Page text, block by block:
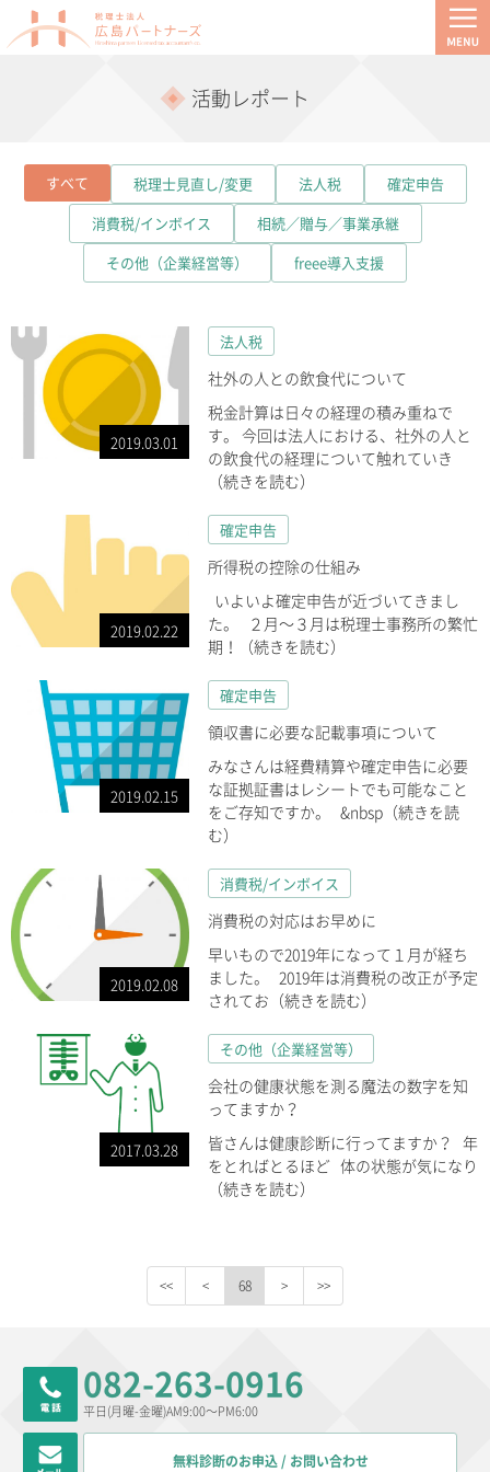
活動レポート
すべて 税理士見直し/変更 法人税
確定申告
消費税/インボイス
相続／贈与／事業承継
その他（企業経営等）
freee導入支援
2019.03.01
法人税
社外の人との飲食代について
税金計算は日々の経理の積み重ねで
す。 今回は法人における、社外の人と
の飲食代の経理について触れていき
（続きを読む）
2019.02.22
確定申告
所得税の控除の仕組み
いよいよ確定申告が近づいてきまし
た。 ２月～３月は税理士事務所の繁忙
期！（続きを読む）
2019.02.15
確定申告
領収書に必要な記載事項について
みなさんは経費精算や確定申告に必要
な証拠証書はレシートでも可能なこと
をご存知ですか。 &nbsp（続きを読
む）
2019.02.08
消費税/インボイス
消費税の対応はお早めに
早いもので2019年になって１月が経ち
ました。 2019年は消費税の改正が予定
されてお（続きを読む）
2017.03.28
その他（企業経営等）
会社の健康状態を測る魔法の数字を知
ってますか？
皆さんは健康診断に行ってますか？ 年
をとればとるほど 体の状態が気になり
（続きを読む）
68
082-263-0916
平日(月曜-金曜)AM9:00～PM6:00
無料診断のお申込 / お問い合わせ